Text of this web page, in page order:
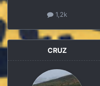
1,2k
CRUZ